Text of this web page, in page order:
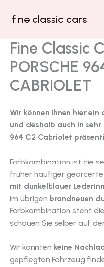
Inhaltfine classic cars
Fine Classic
PORSCHE
CABRIOLET
Wir können Ihnen hier
und deshalb auch in
964 C2 Cabriolet
Farbkombination ist die
früher häufiger
mit dunkelblauer
im übrigen brandneuen
Farbkombination steht
schauen Sie selber auf
Wir konnten keine
gepflegten Fahrzeug